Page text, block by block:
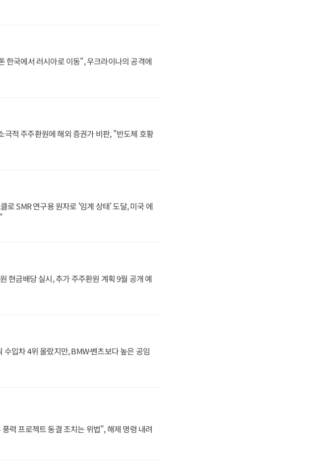
한국에서 러시아로 이동", 우크라이나의 공격에
극적 주주환원에 해외 증권가 비판, "반도체 호황
로 SMR 연구용 원자로 '임계 상태' 도달, 미국 에
현금배당 실시, 추가 주주환원 계획 9월 공개 예
수입차 4위 올랐지만, BMW·벤츠보다 높은 공임
력 프로젝트 동결 조치는 위법", 해제 명령 내려